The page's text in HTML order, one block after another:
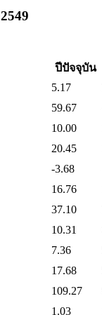
ปีปัจจุบัน
5.17
59.67
10.00
20.45
-3.68
16.76
37.10
10.31
7.36
17.68
109.27
1.03